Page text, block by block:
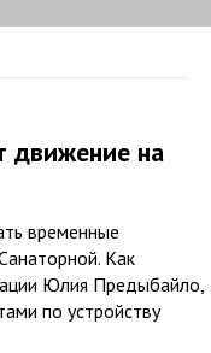
движение на
временные
Как
Юлия Предыбайло,
по устройству